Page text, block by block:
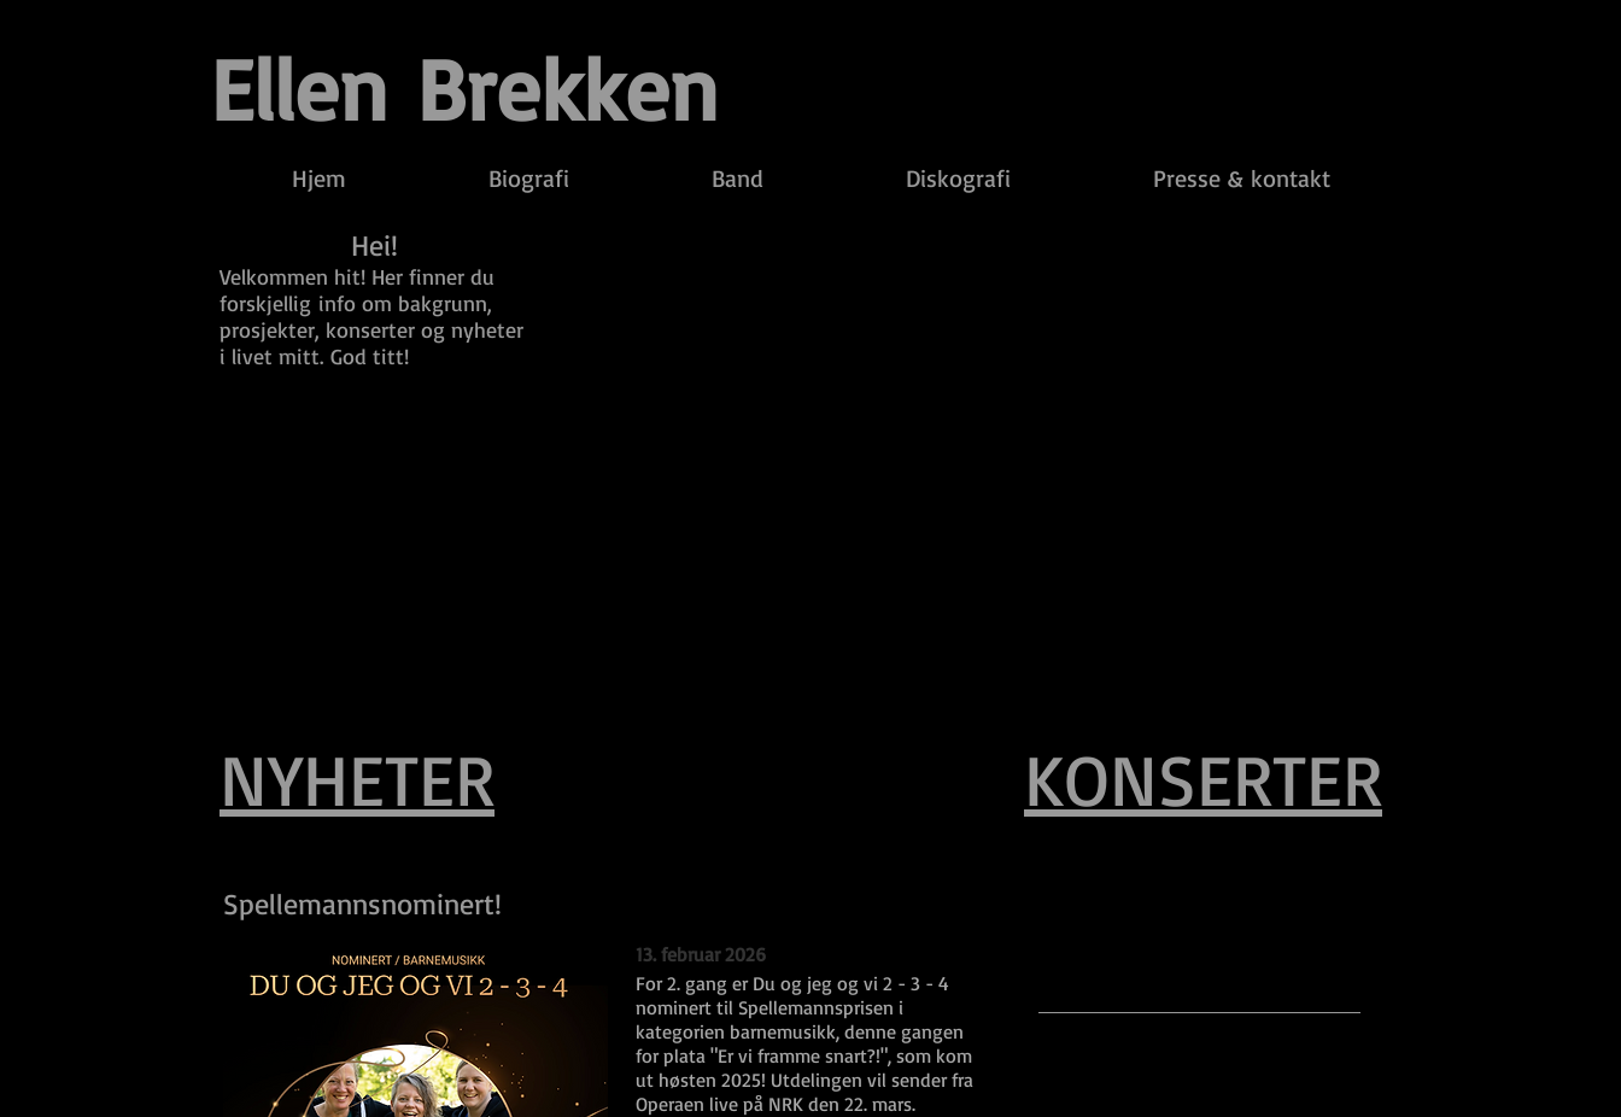
Ellen Brekken
Hjem Biografi Band Diskografi Presse & kontakt
Hei!
Velkommen hit! Her finner du
forskjellig info om bakgrunn,
prosjekter, konserter og nyheter
i livet mitt. God titt!
NYHETER
Spellemannsnominert!
13. februar 2026
For 2. gang er Du og jeg og vi 2 - 3 - 4
nominert til Spellemannsprisen i
kategorien barnemusikk, denne gangen
for plata "Er vi framme snart?!", som kom
ut høsten 2025! Utdelingen vil sender fra
Operaen live på NRK den 22. mars.
KONSERTER